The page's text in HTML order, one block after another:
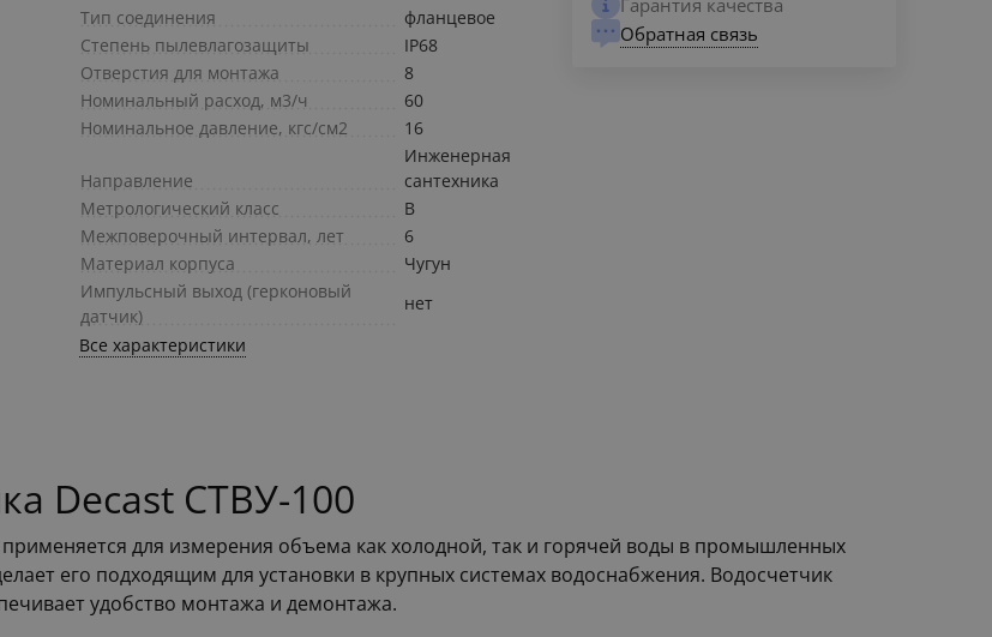
Тип соединения
фланцевое
Степень пылевлагозащиты
IP68
Отверстия для монтажа
8
Номинальный расход, м3/ч
60
Номинальное давление, кгс/см2
16
Направление
Инженерная
сантехника
Метрологический класс
В
Межповерочный интервал, лет
6
Материал корпуса
Чугун
Импульсный выход (герконовый
датчик)
нет
Все характеристики
Гарантия качества
Обратная связь
Decast СТВУ-100
для измерения объема как холодной, так и горячей воды в промышленных
его подходящим для установки в крупных системах водоснабжения. Водосчетчик
удобство монтажа и демонтажа.